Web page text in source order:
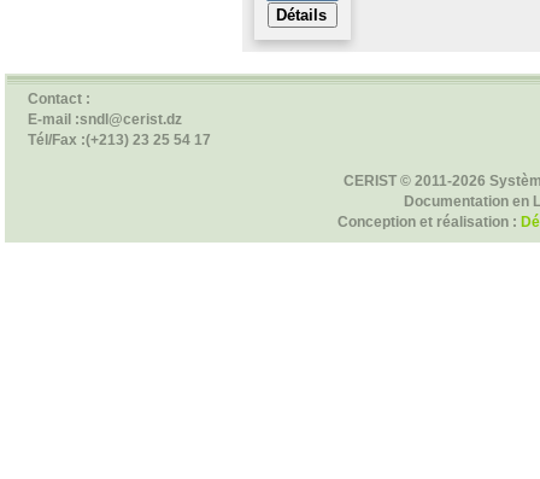
Détails
Contact :
E-mail :sndl@cerist.dz
Tél/Fax :(+213) 23 25 54 17
CERIST © 2011-2026
Documentation en
Conception et réalisation :